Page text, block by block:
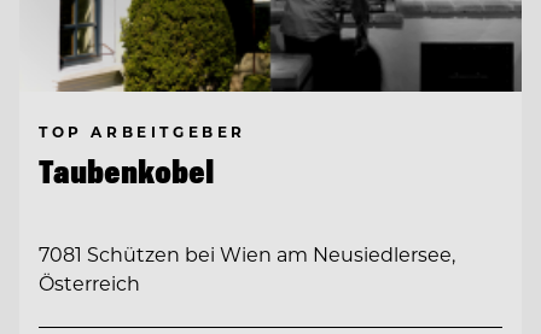
TOP ARBEITGEBER
Taubenkobel
7081 Schützen bei Wien am Neusiedlersee,
Österreich